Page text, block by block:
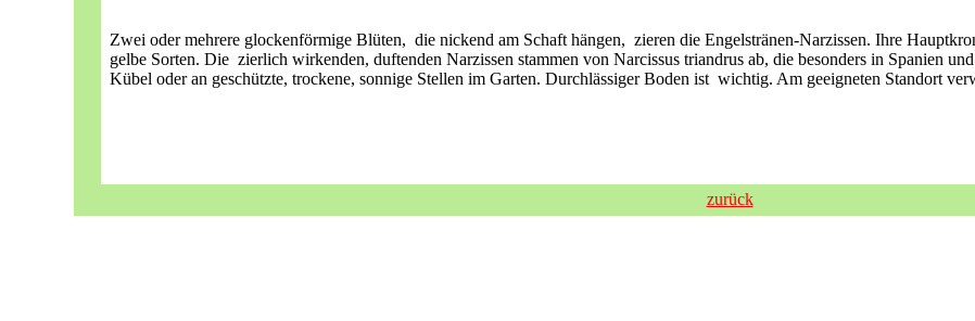
Zwei oder mehrere glockenförmige Blüten, die nickend am Schaft hängen, zieren die Engelstränen-Narzissen. Ihre
gelbe Sorten. Die zierlich wirkenden, duftenden Narzissen stammen von Narcissus triandrus ab, die besonders in Spanien
Kübel oder an geschützte, trockene, sonnige Stellen im Garten. Durchlässiger Boden ist wichtig. Am geeigneten Standort
zurück